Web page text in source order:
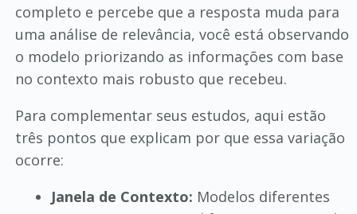
completo e percebe que a resposta muda para
uma análise de relevância, você está observando
o modelo priorizando as informações com base
no contexto mais robusto que recebeu.
Para complementar seus estudos, aqui estão
três pontos que explicam por que essa variação
ocorre:
Janela de Contexto: Modelos diferentes